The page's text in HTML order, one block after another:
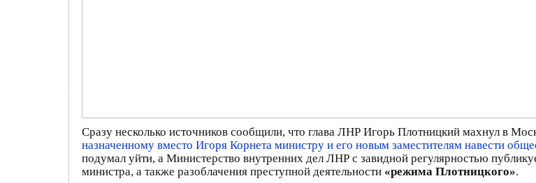
Сразу несколько источников сообщили, что глава ЛНР Игорь Плотницкий махнул в
назначенному вместо Игоря Корнета министру и его новым заместителям навести
подумал уйти, а Министерство внутренних дел ЛНР с завидной регулярностью
министра, а также разоблачения преступной деятельности «режима Плотницкого».